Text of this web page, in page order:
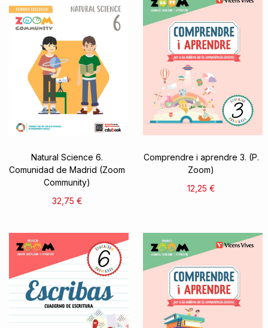
Natural Science 6.
Comunidad de Madrid (Zoom
Community)
32,75 €
Comprendre i aprendre 3. (P.
Zoom)
12,25 €